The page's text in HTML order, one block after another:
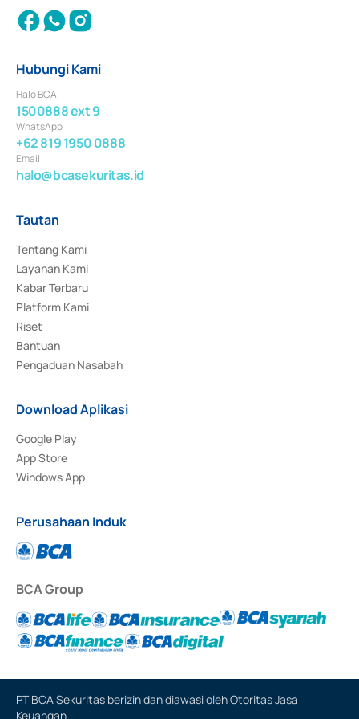
Hubungi Kami
Halo BCA
1500888 ext 9
WhatsApp
+62 819 1950 0888
Email
halo@bcasekuritas.id
Tautan
Tentang Kami
Layanan Kami
Kabar Terbaru
Platform Kami
Riset
Bantuan
Pengaduan Nasabah
Download Aplikasi
Google Play
App Store
Windows App
Perusahaan Induk
BCA Group
PT BCA Sekuritas berizin dan diawasi oleh Otoritas Jasa
Keuangan